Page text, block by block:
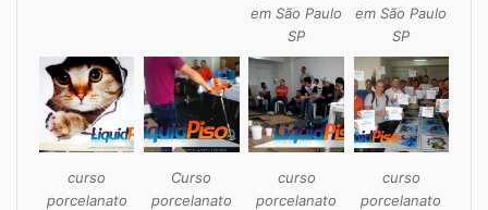
em São Paulo
SP
em São Paulo
SP
curso
porcelanato
Curso
porcelanato
curso
porcelanato
curso
porcelanato